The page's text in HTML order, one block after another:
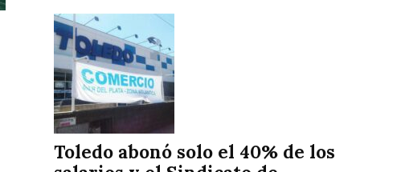
Toledo abonó solo el 40% de los